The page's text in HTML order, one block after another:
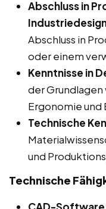
Abschluss in
Abschluss in
oder einem
Kenntnisse in
der Grundlagen
Ergonomie
Technische
und
Technische